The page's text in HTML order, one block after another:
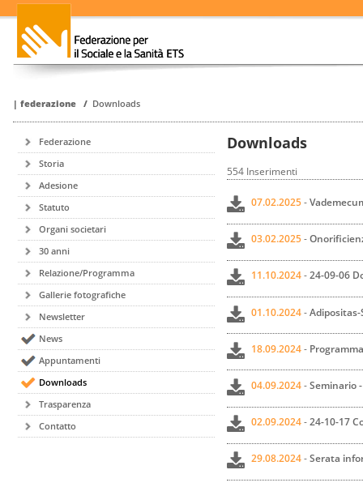
| federazione / Downloads
Federazione
Storia
Adesione
Statuto
Organi societari
30 anni
Relazione/Programma
Gallerie fotografiche
Newsletter
News
Appuntamenti
Downloads
Trasparenza
Contatto
Downloads
554 Inserimenti
07.02.2025-
03.02.2025-
11.10.2024-24-09-06
01.10.2024-
18.09.2024-
04.09.2024-Seminario
02.09.2024-24-10-17
29.08.2024-Serata